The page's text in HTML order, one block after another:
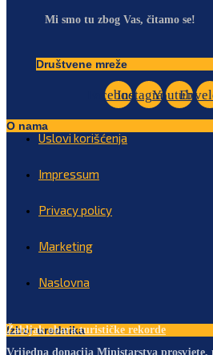
Mi smo tu zbog Vas, čitamo se!
Društvene mreže
Facebook
InstagramYoutube
O nama
Uslovi korišćenja
Impressum
Privacy policy
Marketing
Naslovna
Izbor urednika
Žabljak obara turističke rekorde
Vrijedna donacija Ministarstva prosvjete,